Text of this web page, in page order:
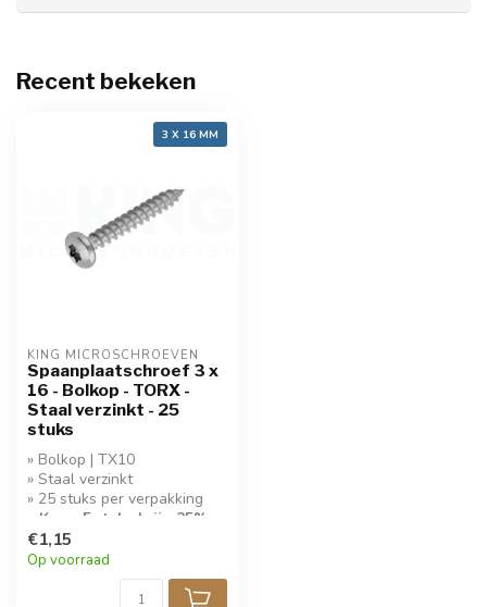
Recent bekeken
3 X 16 MM
KING MICROSCHROEVEN
Spaanplaatschroef 3 x
16 - Bolkop - TORX -
Staal verzinkt - 25
stuks
» Bolkop | TX10
» Staal verzinkt
» 25 stuks per verpakking
» Koop 5 stuks krijg 25%
korting!
€1,15
Op voorraad